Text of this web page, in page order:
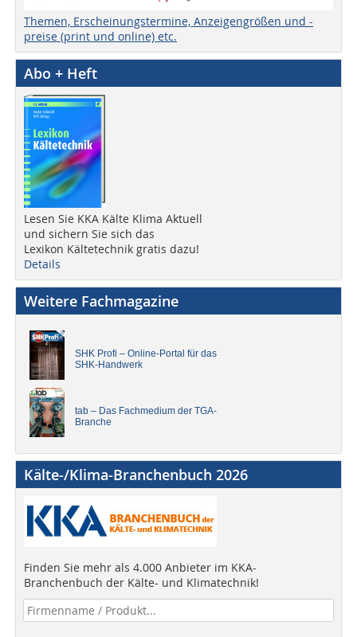
Themen, Erscheinungstermine, Anzeigengrößen und -
preise (print und online) etc.
Abo + Heft
Lesen Sie KKA Kälte Klima Aktuell
und sichern Sie sich das
Lexikon Kältetechnik gratis dazu!
Details
Weitere Fachmagazine
SHK Profi – Online-Portal für das
SHK-Handwerk
tab – Das Fachmedium der TGA-
Branche
Kälte-/Klima-Branchenbuch 2026
Finden Sie mehr als 4.000 Anbieter im KKA-
Branchenbuch der Kälte- und Klimatechnik!